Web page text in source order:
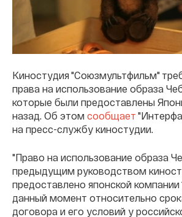
Киностудия "Союзмультфильм"
права на использование образа
которые были предоставлены
назад. Об этом сообщает
на пресс-службу киностудии.
"Право на использование образа
предыдущим руководством
предоставлено японской компании
данный момент относительно
договора и его условий у